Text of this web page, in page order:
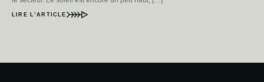
LIRE L’ARTICLE